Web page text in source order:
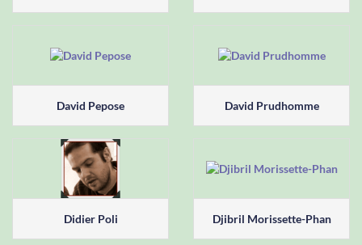
David Pepose David Prudhomme
Didier Poli Djibril Morissette-Phan